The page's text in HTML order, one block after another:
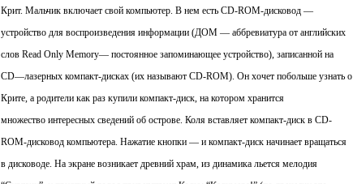
Крит. Мальчик включает свой компьютер. В нем есть CD-RОМ-дисковод —
устройство для воспроизведения информации (ДОМ — аббревиатура от английских
слов Read Only Memory— постоянное запоминающее устройство), записанной на
CD—лазерных компакт-дисках (их называют CD-ROM). Он хочет побольше узнать о
Крите, а родители как раз купили компакт-диск, на котором хранится
множество интересных сведений об острове. Коля вставляет компакт-диск в CD-
ROM-дисковод компьютера. Нажатие кнопки — и компакт-диск начинает вращаться
в дисководе. На экране возникает древний храм, из динамика льется мелодия